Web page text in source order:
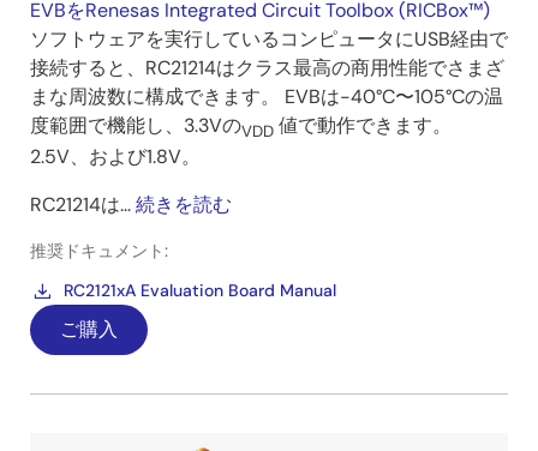
EVBをRenesas Integrated Circuit Toolbox (RICBox™)
ソフトウェアを実行しているコンピュータにUSB経由で
接続すると、RC21214はクラス最高の商用性能でさまざ
まな周波数に構成できます。 EVBは-40°C〜105°Cの温
度範囲で機能し、3.3VのVDD 値で動作できます。
2.5V、および1.8V。
RC21214は...続きを読む
推奨ドキュメント:
RC2121xA Evaluation Board Manual
ご購入